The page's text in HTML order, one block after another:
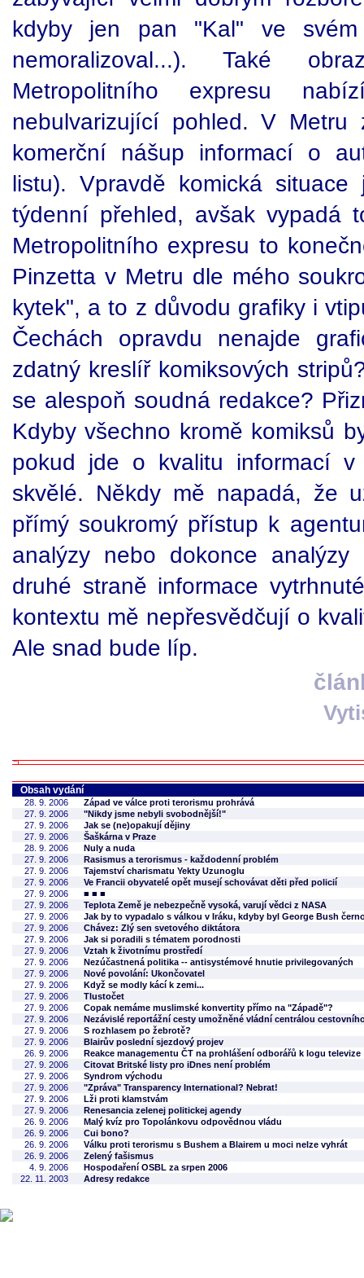
kdyby jen pan "Kal" ve svém
nemoralizoval...). Také
Metropolitního expresu
nebulvarizující pohled. V Metru
komerční nášup informací o
listu). Vpravdě komická
týdenní přehled, avšak vypadá
Metropolitního expresu to
Pinzetta v Metru dle mého
kytek", a to z důvodu grafiky i
Čechách opravdu nenajde
zdatný kreslíř komiksových
se alespoň soudná redakce?
Kdyby všechno kromě komiksů
pokud jde o kvalitu informací
skvělé. Někdy mě napadá, že
přímý soukromý přístup k
analýzy nebo dokonce
druhé straně informace
kontextu mě nepřesvědčují o
Ale snad bude líp.
Obsah vydání
28. 9. 2006
Západ ve válce proti terorismu prohrává
27. 9. 2006
"Nikdy jsme nebyli svobodnější!"
27. 9. 2006
Jak se (ne)opakují dějiny
27. 9. 2006
Šaškárna v Praze
28. 9. 2006
Nuly a nuda
27. 9. 2006
Rasismus a terorismus - každodenní problém
27. 9. 2006
Tajemství charismatu Yekty Uzunoglu
27. 9. 2006
Ve Francii obyvatelé opět musejí schovávat děti před policií
27. 9. 2006
■ ■ ■
27. 9. 2006
Teplota Země je nebezpečně vysoká, varují vědci z NASA
27. 9. 2006
Jak by to vypadalo s válkou v Iráku, kdyby byl George Bush
27. 9. 2006
Chávez: Zlý sen svetového diktátora
27. 9. 2006
Jak si poradili s tématem porodnosti
27. 9. 2006
Vztah k životnímu prostředí
27. 9. 2006
Nezúčastnená politika -- antisystémové hnutie privilegovaných
27. 9. 2006
Nové povolání: Ukončovatel
27. 9. 2006
Když se modly kácí k zemi...
27. 9. 2006
Tlustočet
27. 9. 2006
Copak nemáme muslimské konvertity přímo na "Západě"?
27. 9. 2006
Nezávislé reportážní cesty umožněné vládní centrálou
27. 9. 2006
S rozhlasem po žebrotě?
27. 9. 2006
Blairův poslední sjezdový projev
26. 9. 2006
Reakce managementu ČT na prohlášení odborářů k logu televize
27. 9. 2006
Citovat Britské listy pro iDnes není problém
27. 9. 2006
Syndrom východu
27. 9. 2006
"Zpráva" Transparency International? Nebrat!
27. 9. 2006
Lži proti klamstvám
27. 9. 2006
Renesancia zelenej politickej agendy
26. 9. 2006
Malý kvíz pro Topolánkovu odpovědnou vládu
26. 9. 2006
Cui bono?
26. 9. 2006
Válku proti terorismu s Bushem a Blairem u moci nelze vyhrát
26. 9. 2006
Zelený fašismus
4. 9. 2006
Hospodaření OSBL za srpen 2006
22. 11. 2003
Adresy redakce